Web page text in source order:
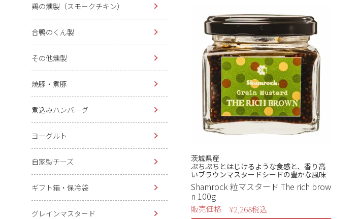
鶏の燻製（スモークチキン）
合鴨のくん製
その他燻製
焼豚・煮豚
煮込みハンバーグ
ヨーグルト
自家製チーズ
ギフト箱・保冷袋
グレインマスタード
茨城県産
ぷちぷちとはじけるような食感と、香り高
いブラウンマスタードシードの豊かな風味
Shamrock 粒マスタード The rich brow
n 100g
販売価格 ¥2,268税込